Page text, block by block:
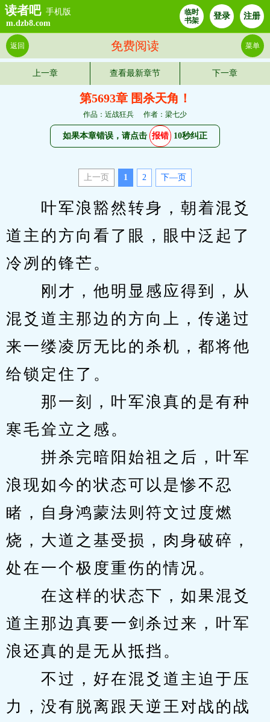
读者吧 手机版
m.dzb8.com
临时
书架
登录 注册
免费阅读
返回 菜单
上一章 查看最新章节 下一章
第5693章 围杀天角！
作品：近战狂兵 作者：梁七少
如果本章错误，请点击 报错 10秒纠正
上一页 1 2 下—页
叶军浪豁然转身，朝着混爻
道主的方向看了眼，眼中泛起了
冷冽的锋芒。
刚才，他明显感应得到，从
混爻道主那边的方向上，传递过
来一缕凌厉无比的杀机，都将他
给锁定住了。
那一刻，叶军浪真的是有种
寒毛耸立之感。
拼杀完暗阳始祖之后，叶军
浪现如今的状态可以是惨不忍
睹，自身鸿蒙法则符文过度燃
烧，大道之基受损，肉身破碎，
处在一个极度重伤的情况。
在这样的状态下，如果混爻
道主那边真要一剑杀过来，叶军
浪还真的是无从抵挡。
不过，好在混爻道主迫于压
力，没有脱离跟天逆王对战的战